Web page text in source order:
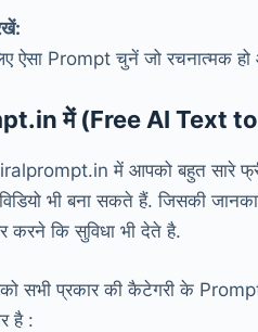
ऐसा Prompt चुनें जो रचनात्मक
में (Free AI Text
में आपको बहुत सारे
भी बना सकते हैं. जिसकी
करने कि सुविधा भी देते है.
सभी प्रकार की कैटेगरी के
है :